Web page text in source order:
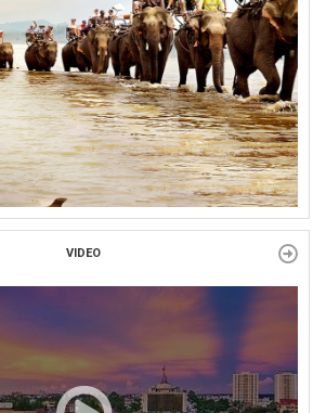
Công đoàn Việt Nam (28/7/1929 –...
VIDEO